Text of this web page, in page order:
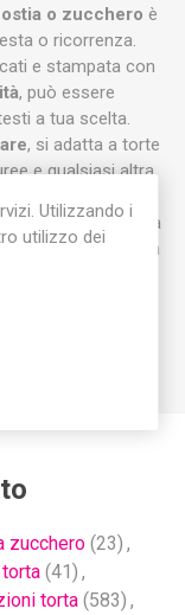
o zucchero è
o ricorrenza.
e stampata con
, può essere
a tua scelta.
, si adatta a torte
e qualsiasi altra
WhatsAppper la
prima della stampa
zucchero (23) ,
(41) ,
torta (583) ,
Utilizzando i
utilizzo dei